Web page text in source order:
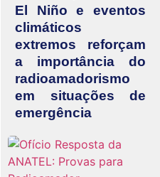
El Niño e eventos
climáticos
extremos reforçam
a importância do
radioamadorismo
em situações de
emergência